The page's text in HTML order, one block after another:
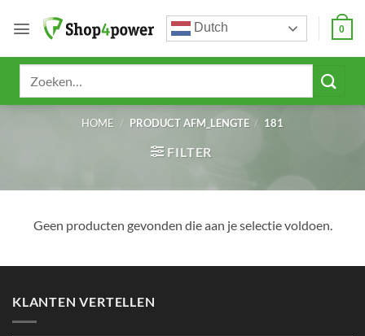
naar
Dutch 0
HOME / PRODUCT AFM_LENGTE / 181
FILTER
Geen producten gevonden die aan je selectie voldoen.
KLANTEN VERTELLEN